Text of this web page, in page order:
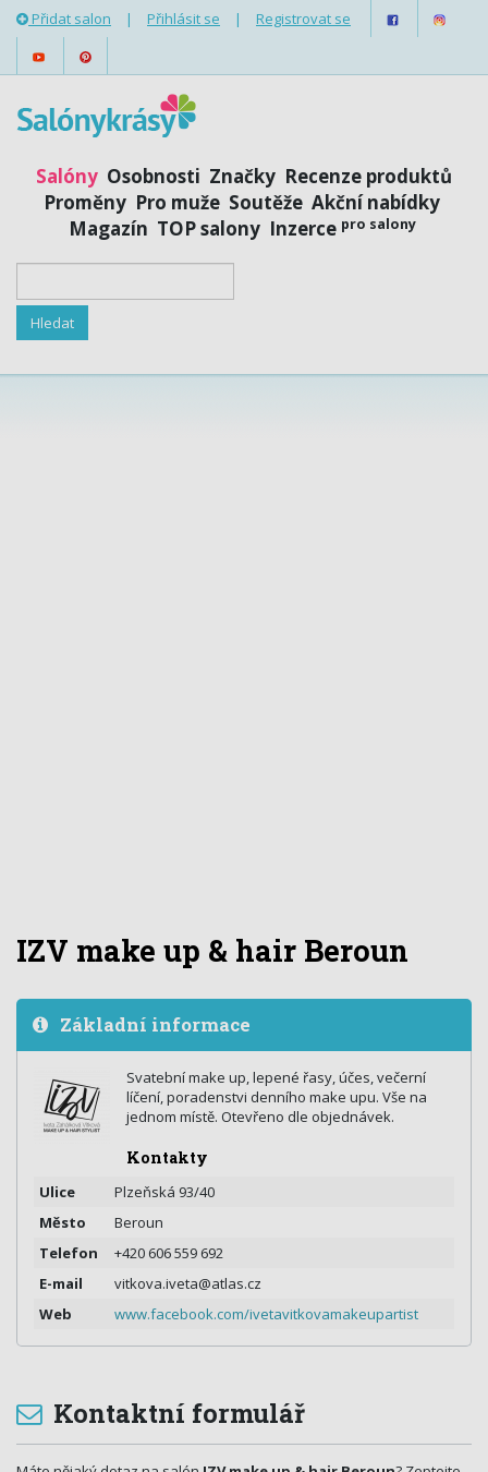
Přidat salon | Přihlásit se | Registrovat se
Salóny Osobnosti Značky Recenze produktů
Proměny Pro muže Soutěže Akční nabídky
Magazín TOP salony Inzerce pro salony
IZV make up & hair Beroun
Základní informace
Svatební make up, lepené řasy, účes, večerní
líčení, poradenstvi denního make upu. Vše na
jednom místě. Otevřeno dle objednávek.
Kontakty
Ulice
Plzeňská 93/40
Město
Beroun
Telefon
+420 606 559 692
E-mail
vitkova.iveta@atlas.cz
Web
www.facebook.com/ivetavitkovamakeupartist
Kontaktní formulář